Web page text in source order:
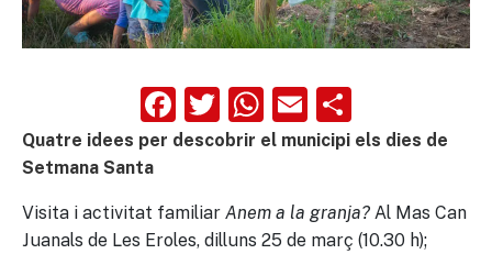
Facebook
Twitter
WhatsApp
Email
Quatre idees per descobrir el municipi els dies de
Setmana Santa
Visita i activitat familiar Anem a la granja? Al Mas Can
Juanals de Les Eroles, dilluns 25 de març (10.30 h);